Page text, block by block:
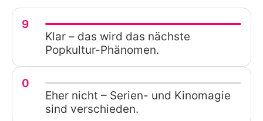
9
Klar – das wird das nächste
Popkultur-Phänomen.
0
Eher nicht – Serien- und Kinomagie
sind verschieden.